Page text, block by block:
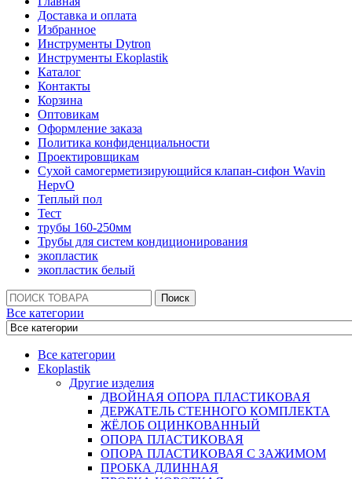
Доставка и оплата
Избранное
Инструменты Dytron
Инструменты Ekoplastik
Каталог
Контакты
Корзина
Оптовикам
Оформление заказа
Политика конфиденциальности
Проектировщикам
Сухой самогерметизирующийся клапан-сифон Wavin
HepvO
Теплый пол
Тест
трубы 160-250мм
Трубы для систем кондиционирования
экопластик
экопластик белый
Поиск:
Поиск
Все категории
Все категории
Ekoplastik
Другие изделия
ДВОЙНАЯ ОПОРА ПЛАСТИКОВАЯ
ДЕРЖАТЕЛЬ СТЕННОГО КОМПЛЕКТА
ЖЁЛОБ ОЦИНКОВАННЫЙ
ОПОРА ПЛАСТИКОВАЯ
ОПОРА ПЛАСТИКОВАЯ С ЗАЖИМОМ
ПРОБКА ДЛИННАЯ